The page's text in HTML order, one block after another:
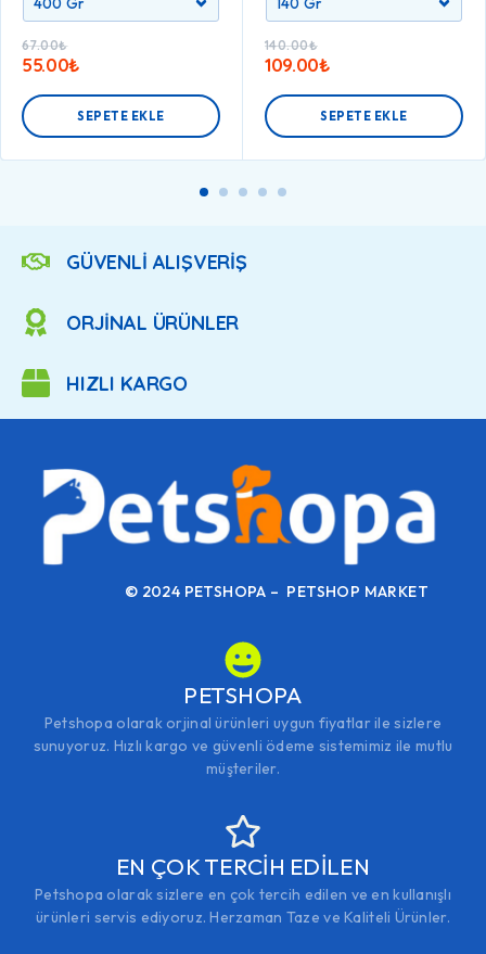
67.00₺
55.00₺
SEPETE EKLE
140.00₺
109.00₺
SEPETE EKLE
GÜVENLİ ALIŞVERİŞ
ORJİNAL ÜRÜNLER
HIZLI KARGO
© 2024 PETSHOPA – PETSHOP MARKET
PETSHOPA
Petshopa olarak orjinal ürünleri uygun fiyatlar ile sizlere
sunuyoruz. Hızlı kargo ve güvenli ödeme sistemimiz ile mutlu
müşteriler.
EN ÇOK TERCİH EDİLEN
Petshopa olarak sizlere en çok tercih edilen ve en kullanışlı
ürünleri servis ediyoruz. Herzaman Taze ve Kaliteli Ürünler.